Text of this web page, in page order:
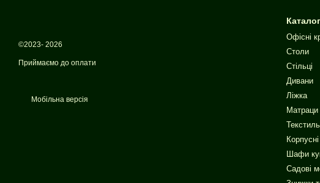
©2023- 2026
Приймаємо до оплати
Мобільна версія
Каталог
Офісні
Столи
Стільці
Дивани
Ліжка
Матраци
Текстиль
Шафи
Садові